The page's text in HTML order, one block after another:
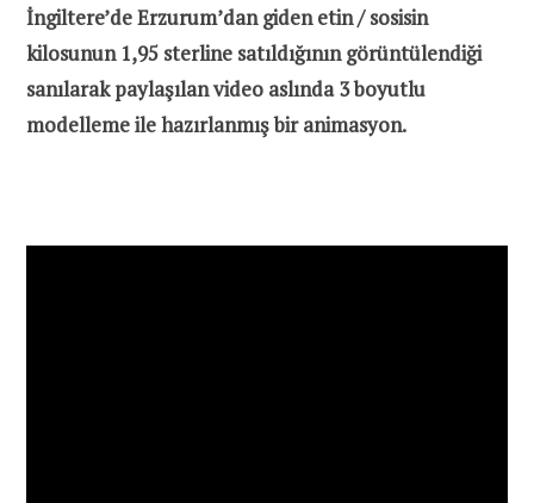
İngiltere’de Erzurum’dan giden etin / sosisin
kilosunun 1,95 sterline satıldığının görüntülendiği
sanılarak paylaşılan video aslında 3 boyutlu
modelleme ile hazırlanmış bir animasyon.